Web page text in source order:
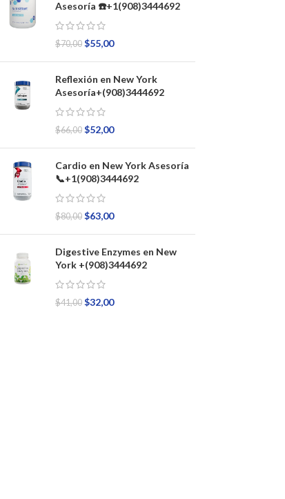
Asesoría ☎️+1(908)3444692
$70,00 $55,00
Reflexión en New York
Asesoría+(908)3444692
$66,00 $52,00
Cardio en New York Asesoría
📞+1(908)3444692
$80,00 $63,00
Digestive Enzymes en New
York +(908)3444692
$41,00 $32,00